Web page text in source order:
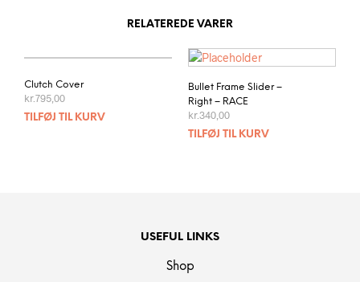
RELATEREDE VARER
Clutch Cover
kr.795,00
TILFØJ TIL KURV
Bullet Frame Slider –
Right – RACE
kr.340,00
TILFØJ TIL KURV
USEFUL LINKS
Shop